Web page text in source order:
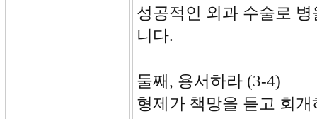
성공적인 외과 수술로
니다.
둘째, 용서하라 (3-4)
형제가 책망을 듣고 회